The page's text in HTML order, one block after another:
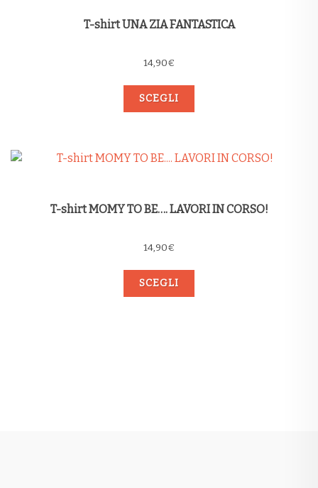
T-shirt UNA ZIA FANTASTICA
14,90€
SCEGLI
T-shirt MOMY TO BE…. LAVORI IN CORSO!
14,90€
SCEGLI